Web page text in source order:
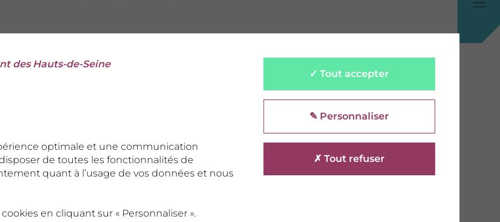
à transformer des hymnes rock en refrains taillés pour le
artistique, Casablanca Drivers s’entoure d’une figure
: Alexandre Courtes. Artiste et réalisateur reconnu, il
ses collaborations avec Cassius, Daft Punk ou Air, avant de
Franz Ferdinand, Kylie Minogue, Sébastien Tellier ou
modernité assumée. Sur scène, le groupe s’est forgé une
des Hauts-de-Seine
optimale et une communication
de toutes les fonctionnalités de
quant à l’usage de vos données et nous
en cliquant sur « Personnaliser ».
✓ Tout accepter
✎ Personnaliser
✗ Tout refuser